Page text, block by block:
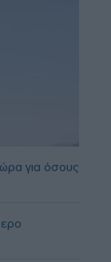
για όσους